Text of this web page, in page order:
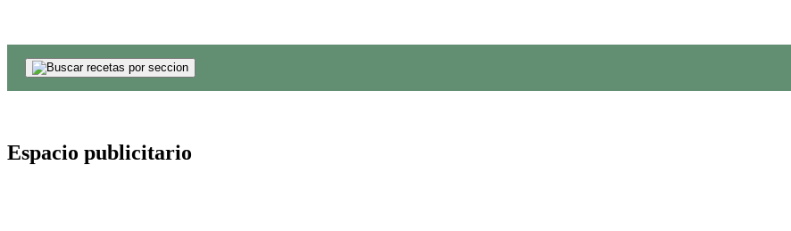
Espacio publicitario